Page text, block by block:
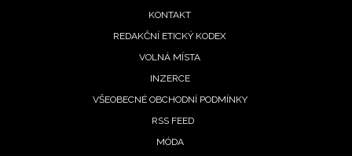
KONTAKT
REDAKČNÍ ETICKÝ KODEX
VOLNÁ MÍSTA
INZERCE
VŠEOBECNÉ OBCHODNÍ PODMÍNKY
RSS FEED
MÓDA